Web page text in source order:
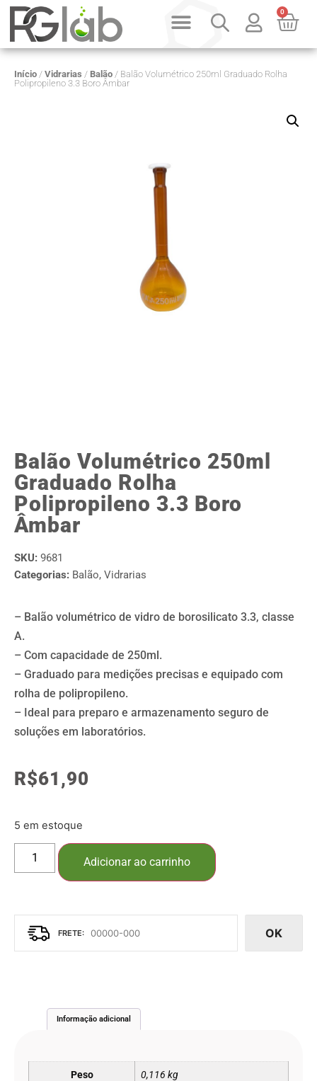
0
Início / Vidrarias / Balão / Balão Volumétrico 250ml Graduado Rolha
Polipropileno 3.3 Boro Âmbar
Balão Volumétrico 250ml
Graduado Rolha
Polipropileno 3.3 Boro
Âmbar
SKU: 9681
Categorias: Balão, Vidrarias
– Balão volumétrico de vidro de borosilicato 3.3, classe
A.
– Com capacidade de 250ml.
– Graduado para medições precisas e equipado com
rolha de polipropileno.
– Ideal para preparo e armazenamento seguro de
soluções em laboratórios.
R$61,90
5 em estoque
Adicionar ao carrinho
OK
Informação adicional
Peso 0,116 kg